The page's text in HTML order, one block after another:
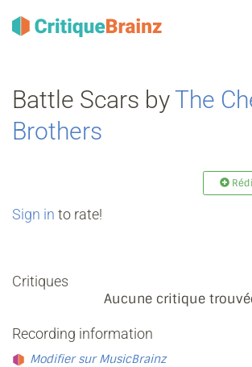
Battle Scars byThe
Brothers
Sign in to rate!
Critiques
Aucune critique
Recording information
Modifier sur MusicBrainz